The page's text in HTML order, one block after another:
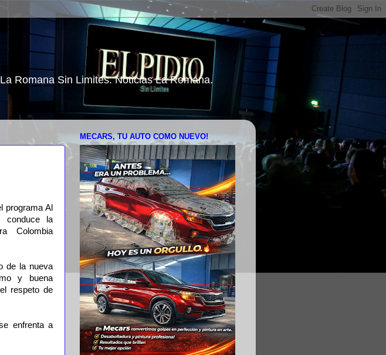
Romana Sin Limites. Noticias La Romana.
programa Al
conduce la
Colombia
de la nueva
y buena
respeto de
enfrenta a
MECARS, TU AUTO COMO NUEVO!